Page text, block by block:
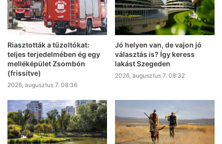
Riasztották a tűzoltókat:
teljes terjedelmében ég egy
melléképület Zsombón
(frissítve)
2026, augusztus 7. 08:36
Jó helyen van, de vajon jó
választás is? Így keress
lakást Szegeden
2026, augusztus 7. 08:32